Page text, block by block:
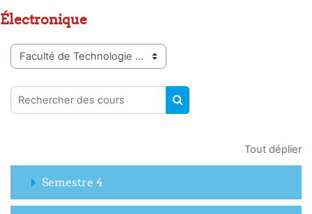
Électronique
Catégories de cours
Rechercher des cours
RECHERCHER DES
Tout déplier
Semestre 4